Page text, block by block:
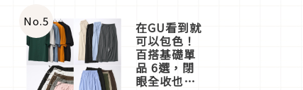
No.5 在GU看到就
可以包色！
百搭基礎單
品 6選，閉
眼全收也不